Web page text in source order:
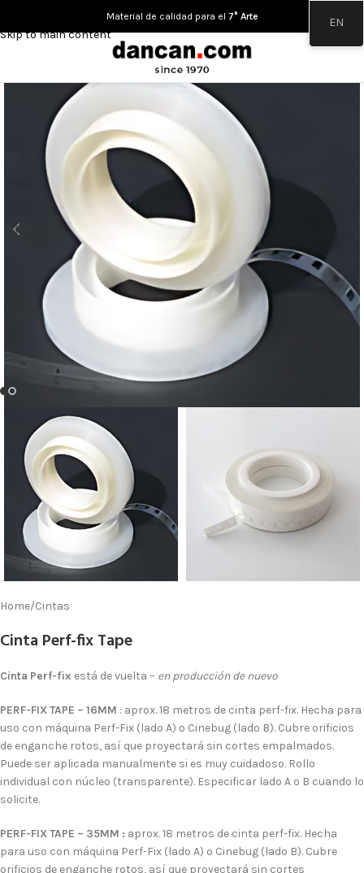
Skip to main content
Material de calidad para el 7° Arte
Home/Cintas
Cinta Perf-fix Tape
Cinta Perf-fix está de vuelta – en producción de nuevo
PERF-FIX TAPE – 16MM : aprox. 18 metros de cinta perf-fix. Hecha para
uso con máquina Perf-Fix (lado A) o Cinebug (lado B). Cubre orificios
de enganche rotos, así que proyectará sin cortes empalmados.
Puede ser aplicada manualmente si es muy cuidadoso. Rollo
individual con núcleo (transparente). Especificar lado A o B cuando lo
solicite.
PERF-FIX TAPE – 35MM : aprox. 18 metros de cinta perf-fix. Hecha
para uso con máquina Perf-Fix (lado A) o Cinebug (lado B). Cubre
orificios de enganche rotos, así que proyectará sin cortes
EN